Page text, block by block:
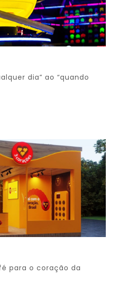
dia” ao “quando
para o coração da